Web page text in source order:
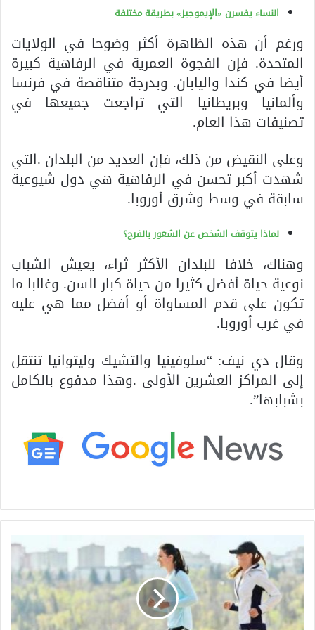
النساء يفسرن «الإيموجيز» بطريقة مختلفة
ورغم أن هذه الظاهرة أكثر وضوحا في الولايات
المتحدة. فإن الفجوة العمرية في الرفاهية كبيرة
أيضا في كندا واليابان. وبدرجة متناقصة في فرنسا
وألمانيا وبريطانيا التي تراجعت جميعها في
تصنيفات هذا العام.
وعلى النقيض من ذلك، فإن العديد من البلدان .التي
شهدت أكبر تحسن في الرفاهية هي دول شيوعية
سابقة في وسط وشرق أوروبا.
لماذا يتوقف الشخص عن الشعور بالفرح؟
وهناك، خلافا للبلدان الأكثر ثراء، يعيش الشباب
نوعية حياة أفضل كثيرا من حياة كبار السن. وغالبا ما
تكون على قدم المساواة أو أفضل مما هي عليه
في غرب أوروبا.
وقال دي نيف: “سلوفينيا والتشيك وليتوانيا تنتقل
إلى المراكز العشرين الأولى .وهذا مدفوع بالكامل
بشبابها”.
1
0
أ
خ
ط
ا